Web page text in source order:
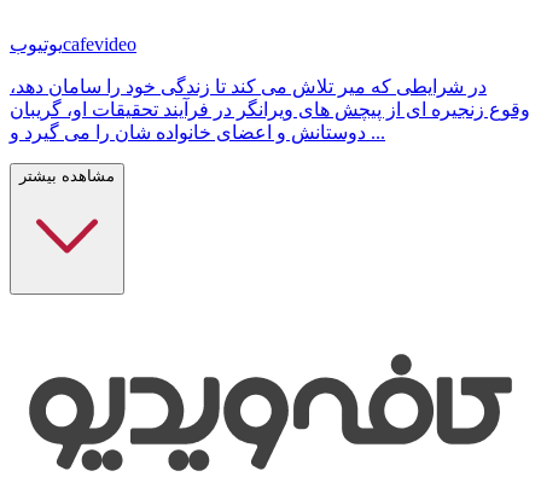
یوتیوبcafevideo
در شرایطی که میر تلاش می کند تا زندگی خود را سامان دهد،
وقوع زنجیره ای از پیچش های ویرانگر در فرآیند تحقیقات او، گریبان
دوستانش و اعضای خانواده شان را می گیرد و ...
مشاهده بیشتر